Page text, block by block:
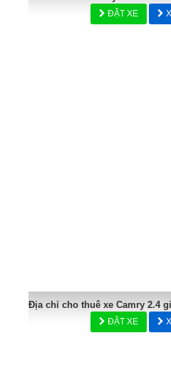
ĐẶT XE
Địa chỉ cho thuê xe Camry 2.4
ĐẶT XE